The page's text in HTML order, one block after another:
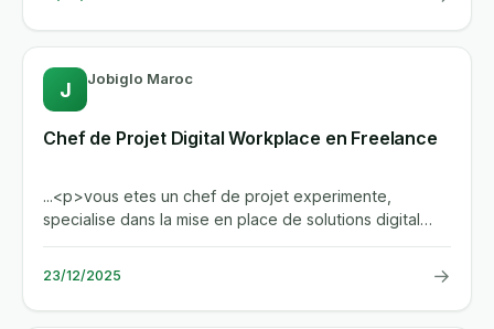
J Jobiglo Maroc
Chef de Projet Digital Workplace en Freelance
...<p>vous etes un chef de projet experimente,
specialise dans la mise en place de solutions digital
workplace, et vous...
23/12/2025 →